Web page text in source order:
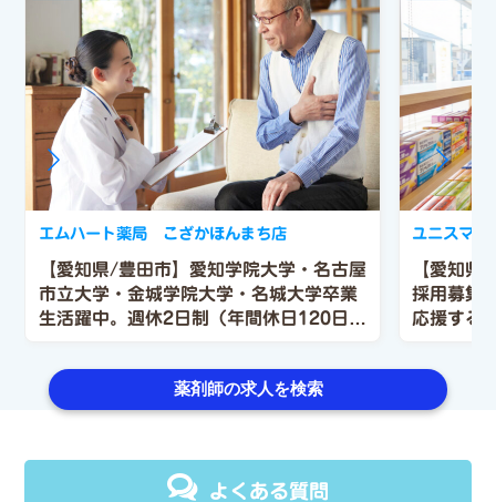
【愛知県/豊田市】愛知学院大学・名古屋
市立大学・金城学院大学・名城大学卒業
生活躍中。週休2日制（年間休日120日以
（家賃の80％を会社負担）賞与も年2回
（6月、12月）！！
エムハート薬局 こざかほんまち店
【愛知県
採用募集
応援する
ユニスマ
薬剤師の求人を検索
よくある質問